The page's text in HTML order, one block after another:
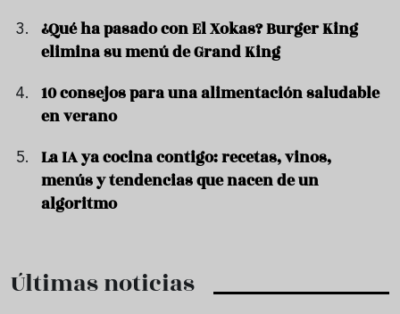
¿Qué ha pasado con El Xokas? Burger King
elimina su menú de Grand King
10 consejos para una alimentación saludable
en verano
La IA ya cocina contigo: recetas, vinos,
menús y tendencias que nacen de un
algoritmo
Últimas noticias